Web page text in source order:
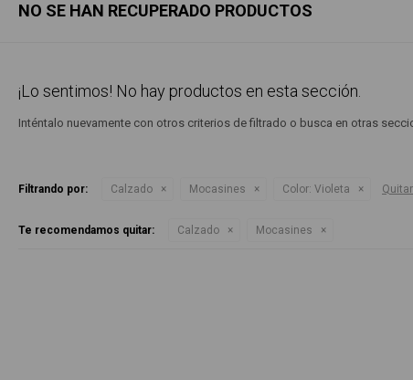
NO SE HAN RECUPERADO PRODUCTOS
¡Lo sentimos! No hay productos en esta sección.
Inténtalo nuevamente con otros criterios de filtrado o busca en otras
Filtrando por: Calzado Mocasines Color: Violeta
Te recomendamos quitar: Calzado Mocasines